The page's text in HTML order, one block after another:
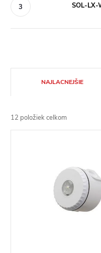
SOL-LX-
a
d
NAJLACNEJŠIE
12 položiek celkom